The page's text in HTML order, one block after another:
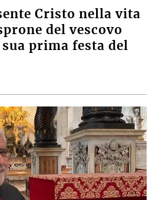
Cristo nella vita
del vescovo
prima festa del